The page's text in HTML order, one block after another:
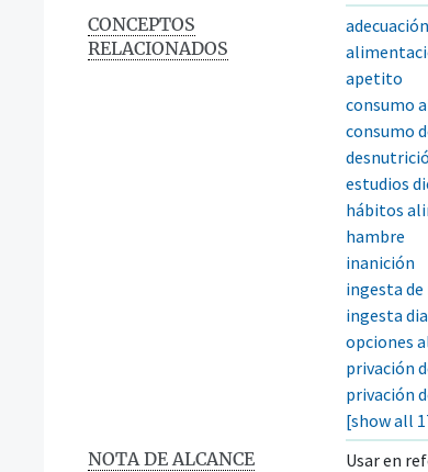
CONCEPTOS
RELACIONADOS
apetito
consumo
consumo
estudios
hábitos
hambre
inanición
ingesta
ingesta
opciones
privación
privación
[show all
NOTA DE ALCANCE
Usar en